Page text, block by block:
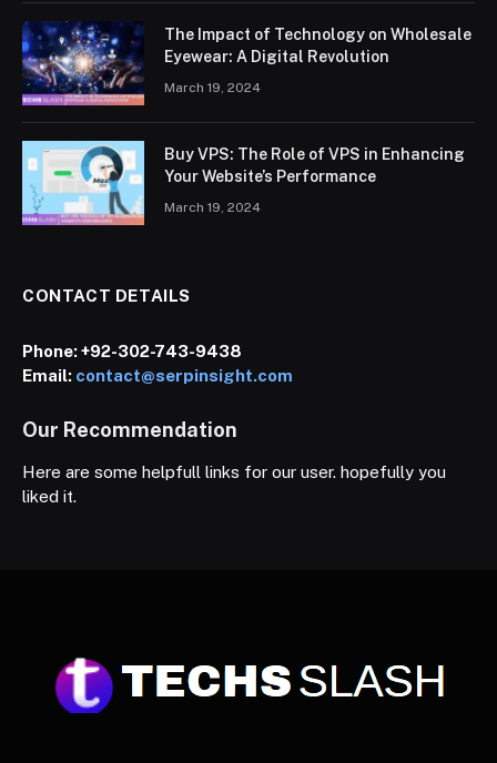
The Impact of Technology on Wholesale
Eyewear: A Digital Revolution
March 19, 2024
Buy VPS: The Role of VPS in Enhancing
Your Website’s Performance
March 19, 2024
CONTACT DETAILS
Phone:+92-302-743-9438
Email: contact@serpinsight.com
Our Recommendation
Here are some helpfull links for our user. hopefully you
liked it.